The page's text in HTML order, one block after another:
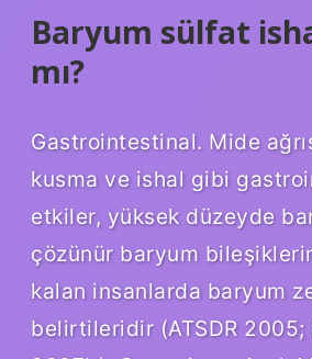
Baryum sülfat
mı?
Gastrointestinal. Mide
kusma ve ishal gibi
etkiler, yüksek düzeyde
çözünür baryum
kalan insanlarda baryum
belirtileridir (ATSDR 2005;